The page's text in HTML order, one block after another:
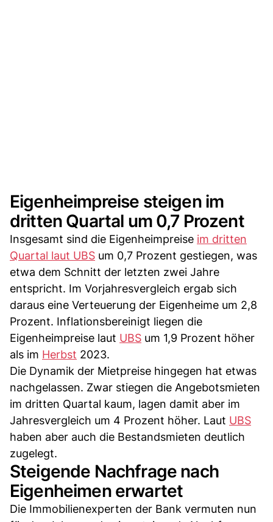
Eigenheimpreise steigen im
dritten Quartal um 0,7 Prozent
Insgesamt sind die Eigenheimpreise im dritten
Quartal laut UBS um 0,7 Prozent gestiegen, was
etwa dem Schnitt der letzten zwei Jahre
entspricht. Im Vorjahresvergleich ergab sich
daraus eine Verteuerung der Eigenheime um 2,8
Prozent. Inflationsbereinigt liegen die
Eigenheimpreise laut UBS um 1,9 Prozent höher
als im Herbst 2023.
Die Dynamik der Mietpreise hingegen hat etwas
nachgelassen. Zwar stiegen die Angebotsmieten
im dritten Quartal kaum, lagen damit aber im
Jahresvergleich um 4 Prozent höher. Laut UBS
haben aber auch die Bestandsmieten deutlich
zugelegt.
Steigende Nachfrage nach
Eigenheimen erwartet
Die Immobilienexperten der Bank vermuten nun